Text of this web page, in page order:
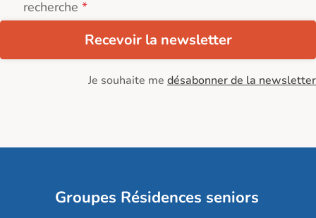
recherche
Recevoir la newsletter
Je souhaite me désabonner de la newsletter
Groupes Résidences seniors